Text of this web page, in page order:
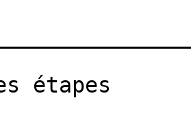
étapes